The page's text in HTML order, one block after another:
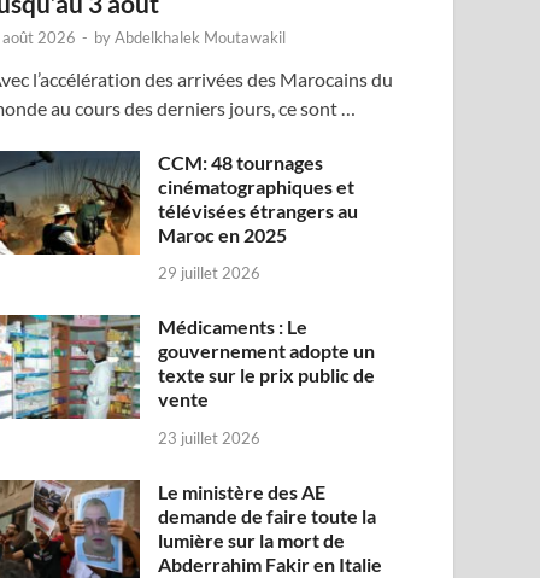
2026 - byAbdelkhalek Moutawakil
l’accélération des arrivées des Marocains du
au cours des derniers jours, ce sont …
CCM: 48 tournages
cinématographiques et
télévisées étrangers au
Maroc en 2025
29 juillet 2026
Médicaments : Le
gouvernement adopte un
texte sur le prix public de
vente
23 juillet 2026
Le ministère des AE
demande de faire toute la
lumière sur la mort de
Abderrahim Fakir en Italie